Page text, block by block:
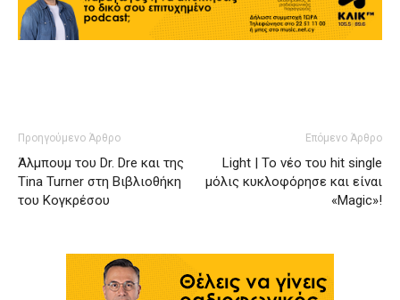
Προηγούμενο Άρθρο
Άλμπουμ του Dr. Dre και της
Tina Turner στη Βιβλιοθήκη
του Κογκρέσου
Επόμενο Άρθρο
Light | Το νέο του hit single
μόλις κυκλοφόρησε και είναι
«Magic»!